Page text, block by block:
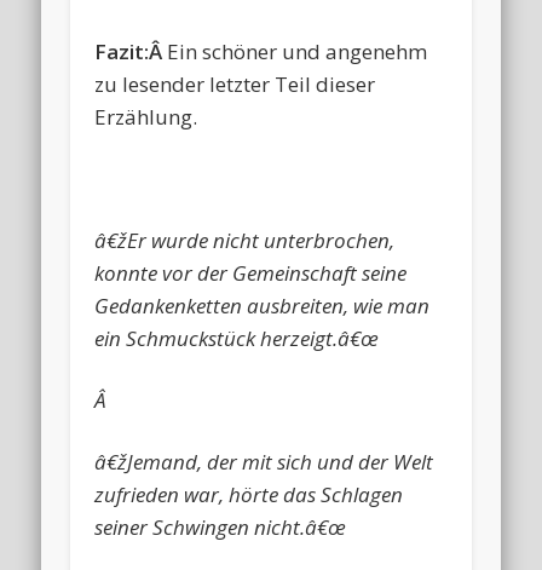
Fazit:Â Ein schöner und angenehm
zu lesender letzter Teil dieser
Erzählung.
â€žEr wurde nicht unterbrochen,
konnte vor der Gemeinschaft seine
Gedankenketten ausbreiten, wie man
ein Schmuckstück herzeigt.â€œ
Â
â€žJemand, der mit sich und der Welt
zufrieden war, hörte das Schlagen
seiner Schwingen nicht.â€œ